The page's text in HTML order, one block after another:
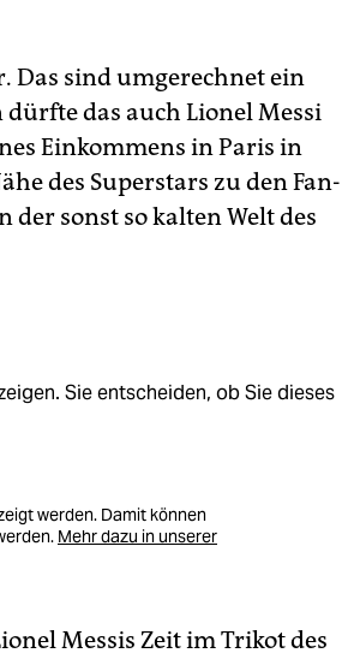
Das sind umgerechnet ein
das auch Lionel Messi
Einkommens in Paris in
des Superstars zu den Fan-
der sonst so kalten Welt des
Sie entscheiden, ob Sie dieses
werden. Damit können
Mehr dazu in unserer
Messis Zeit im Trikot des